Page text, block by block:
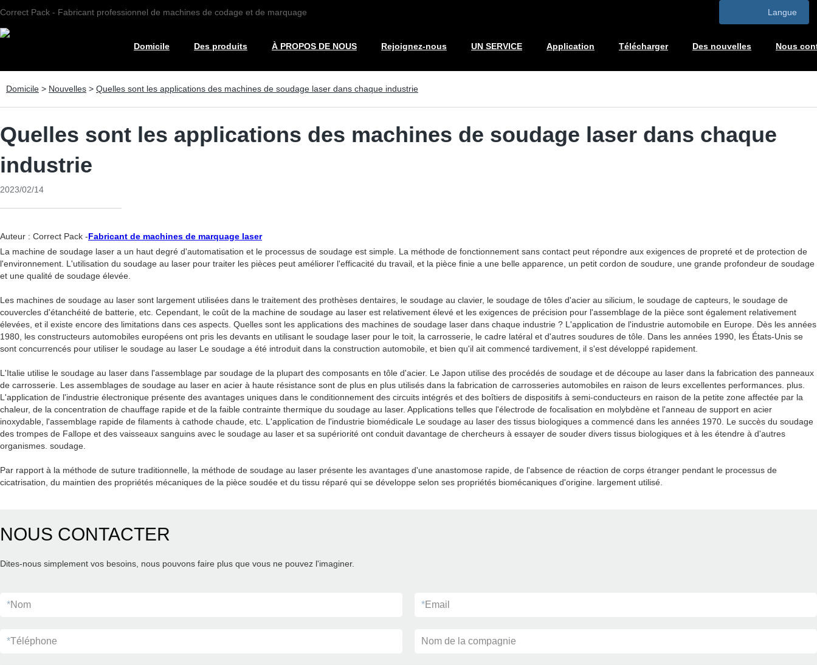
Correct Pack - Fabricant professionnel de machines de codage et de marquage Langue
Domicile Des produits À PROPOS DE NOUS Rejoignez-nous UN SERVICE Application Télécharger Des nouvelles Nous
Domicile > Nouvelles > Quelles sont les applications des machines de soudage laser dans chaque industrie
Quelles sont les applications des machines de soudage laser dans chaque
industrie
2023/02/14
Auteur : Correct Pack -Fabricant de machines de marquage laser
La machine de soudage laser a un haut degré d'automatisation et le processus de soudage est simple. La méthode de fonctionnement sans contact peut répondre aux exigences de propreté et de protection de
l'environnement. L'utilisation du soudage au laser pour traiter les pièces peut améliorer l'efficacité du travail, et la pièce finie a une belle apparence, un petit cordon de soudure, une grande profondeur de soudage
et une qualité de soudage élevée.
Les machines de soudage au laser sont largement utilisées dans le traitement des prothèses dentaires, le soudage au clavier, le soudage de tôles d'acier au silicium, le soudage de capteurs, le soudage de
couvercles d'étanchéité de batterie, etc. Cependant, le coût de la machine de soudage au laser est relativement élevé et les exigences de précision pour l'assemblage de la pièce sont également relativement
élevées, et il existe encore des limitations dans ces aspects. Quelles sont les applications des machines de soudage laser dans chaque industrie ? L'application de l'industrie automobile en Europe. Dès les années
1980, les constructeurs automobiles européens ont pris les devants en utilisant le soudage laser pour le toit, la carrosserie, le cadre latéral et d'autres soudures de tôle. Dans les années 1990, les États-Unis se
sont concurrencés pour utiliser le soudage au laser Le soudage a été introduit dans la construction automobile, et bien qu'il ait commencé tardivement, il s'est développé rapidement.
L'Italie utilise le soudage au laser dans l'assemblage par soudage de la plupart des composants en tôle d'acier. Le Japon utilise des procédés de soudage et de découpe au laser dans la fabrication des panneaux
de carrosserie. Les assemblages de soudage au laser en acier à haute résistance sont de plus en plus utilisés dans la fabrication de carrosseries automobiles en raison de leurs excellentes performances. plus.
L'application de l'industrie électronique présente des avantages uniques dans le conditionnement des circuits intégrés et des boîtiers de dispositifs à semi-conducteurs en raison de la petite zone affectée par la
chaleur, de la concentration de chauffage rapide et de la faible contrainte thermique du soudage au laser. Applications telles que l'électrode de focalisation en molybdène et l'anneau de support en acier
inoxydable, l'assemblage rapide de filaments à cathode chaude, etc. L'application de l'industrie biomédicale Le soudage au laser des tissus biologiques a commencé dans les années 1970. Le succès du soudage
des trompes de Fallope et des vaisseaux sanguins avec le soudage au laser et sa supériorité ont conduit davantage de chercheurs à essayer de souder divers tissus biologiques et à les étendre à d'autres
organismes. soudage.
Par rapport à la méthode de suture traditionnelle, la méthode de soudage au laser présente les avantages d'une anastomose rapide, de l'absence de réaction de corps étranger pendant le processus de
cicatrisation, du maintien des propriétés mécaniques de la pièce soudée et du tissu réparé qui se développe selon ses propriétés biomécaniques d'origine. largement utilisé.
NOUS CONTACTER
Dites-nous simplement vos besoins, nous pouvons faire plus que vous ne pouvez l'imaginer.
*Nom *Email
*Téléphone Nom de la compagnie